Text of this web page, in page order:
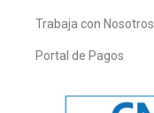
Trabaja con Nosotros
Portal de Pagos